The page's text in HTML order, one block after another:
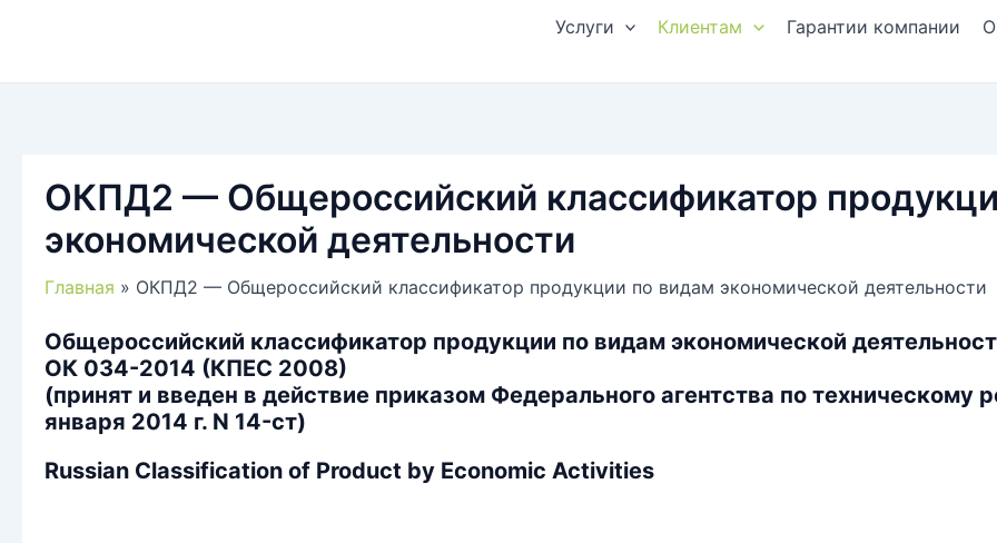
Услуги Клиентам Гарантии компании
ОКПД2 — Общероссийский классификатор
экономической деятельности
Главная ОКПД2 — Общероссийский классификатор продукции по видам экономической деятельности
Общероссийский классификатор продукции по видам экономической
ОК 034-2014 (КПЕС 2008)
(принят и введен в действие приказом Федерального агентства по техническому
января 2014 г. N 14-ст)
Russian Classification of Product by Economic Activities